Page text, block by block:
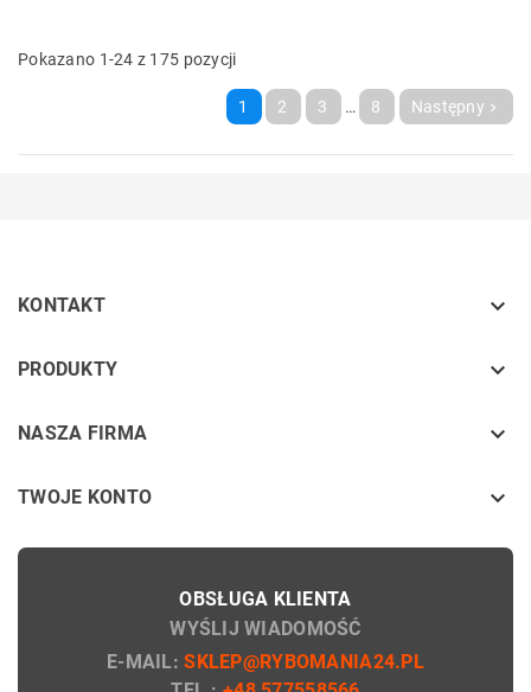
Pokazano 1-24 z 175 pozycji
1 2 3 … 8 Następny 
KONTAKT 
PRODUKTY keyboard_arrow_down
NASZA FIRMA keyboard_arrow_down
TWOJE KONTO 
OBSŁUGA KLIENTA
WYŚLIJ WIADOMOŚĆ
E-MAIL:SKLEP@RYBOMANIA24.PL